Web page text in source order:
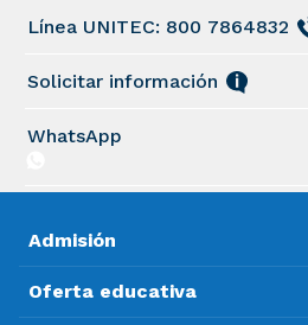
Línea UNITEC: 800 7864832
Solicitar información
WhatsApp
Admisión
Oferta educativa